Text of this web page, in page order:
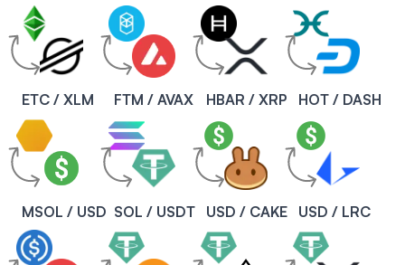
ETC / XLM FTM / AVAX HBAR / XRP HOT / DASH
MSOL / USD SOL / USDT USD / CAKE USD / LRC